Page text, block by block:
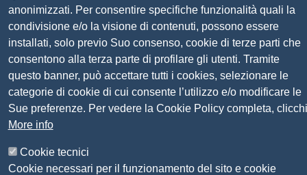
Seguici su
Sito web
Amministrazione trasparente
Mappa del sito
Privacy
Social Media Policy
Dichiarazione di accessibilità
Siti tematici: Maremma e Tirreno Itinerari
anonimizzati. Per consentire specifiche funzionalità quali la
condivisione e/o la visione di contenuti, possono essere
installati, solo previo Suo consenso, cookie di terze parti che
consentono alla terza parte di profilare gli utenti. Tramite
questo banner, può accettare tutti i cookies, selezionare le
categorie di cookie di cui consente l’utilizzo e/o modificare le
Sue preferenze. Per vedere la Cookie Policy completa, clicchi
More info
Cookie tecnici
Cookie necessari per il funzionamento del sito e cookie